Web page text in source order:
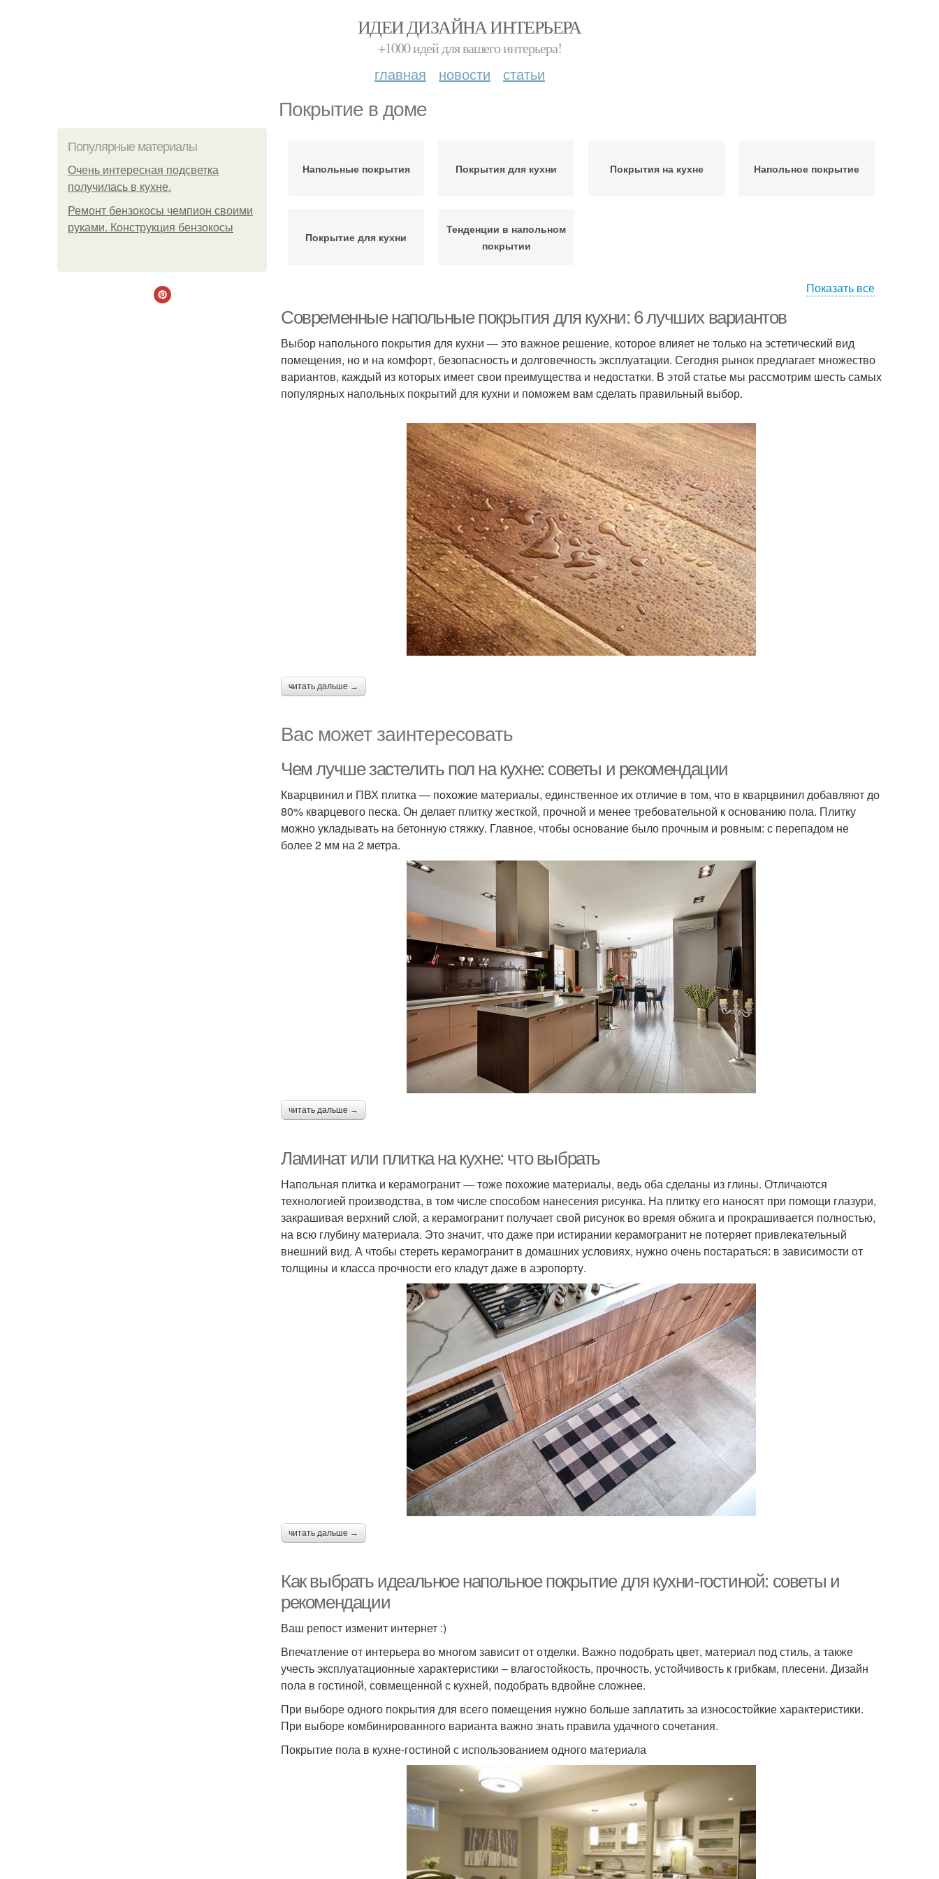
ИДЕИ ДИЗАЙНА ИНТЕРЬЕРА
+1000 идей для вашего интерьера!
главная новости статьи
Покрытие в доме
Популярные материалы
Очень интересная подсветка
получилась в кухне.
Ремонт бензокосы чемпион своими
руками. Конструкция бензокосы
Напольные покрытия Покрытия для кухни Покрытия на кухне Напольное покрытие
Покрытие для кухни
Тенденции в напольном
покрытии
Показать все
Современные напольные покрытия для кухни: 6 лучших вариантов
Выбор напольного покрытия для кухни — это важное решение, которое влияет не только на эстетический вид
помещения, но и на комфорт, безопасность и долговечность эксплуатации. Сегодня рынок предлагает множество
вариантов, каждый из которых имеет свои преимущества и недостатки. В этой статье мы рассмотрим шесть самых
популярных напольных покрытий для кухни и поможем вам сделать правильный выбор.
читать дальше →
Вас может заинтересовать
Чем лучше застелить пол на кухне: советы и рекомендации
Кварцвинил и ПВХ плитка — похожие материалы, единственное их отличие в том, что в кварцвинил добавляют до
80% кварцевого песка. Он делает плитку жесткой, прочной и менее требовательной к основанию пола. Плитку
можно укладывать на бетонную стяжку. Главное, чтобы основание было прочным и ровным: с перепадом не
более 2 мм на 2 метра.
читать дальше →
Ламинат или плитка на кухне: что выбрать
Напольная плитка и керамогранит — тоже похожие материалы, ведь оба сделаны из глины. Отличаются
технологией производства, в том числе способом нанесения рисунка. На плитку его наносят при помощи глазури,
закрашивая верхний слой, а керамогранит получает свой рисунок во время обжига и прокрашивается полностью,
на всю глубину материала. Это значит, что даже при истирании керамогранит не потеряет привлекательный
внешний вид. А чтобы стереть керамогранит в домашних условиях, нужно очень постараться: в зависимости от
толщины и класса прочности его кладут даже в аэропорту.
читать дальше →
Как выбрать идеальное напольное покрытие для кухни-гостиной: советы и
рекомендации
Ваш репост изменит интернет :)
Впечатление от интерьера во многом зависит от отделки. Важно подобрать цвет, материал под стиль, а также
учесть эксплуатационные характеристики – влагостойкость, прочность, устойчивость к грибкам, плесени. Дизайн
пола в гостиной, совмещенной с кухней, подобрать вдвойне сложнее.
При выборе одного покрытия для всего помещения нужно больше заплатить за износостойкие характеристики.
При выборе комбинированного варианта важно знать правила удачного сочетания.
Покрытие пола в кухне-гостиной с использованием одного материала